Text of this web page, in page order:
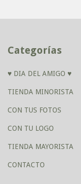
Categorías
♥ DIA DEL AMIGO ♥
TIENDA MINORISTA
CON TUS FOTOS
CON TU LOGO
TIENDA MAYORISTA
CONTACTO